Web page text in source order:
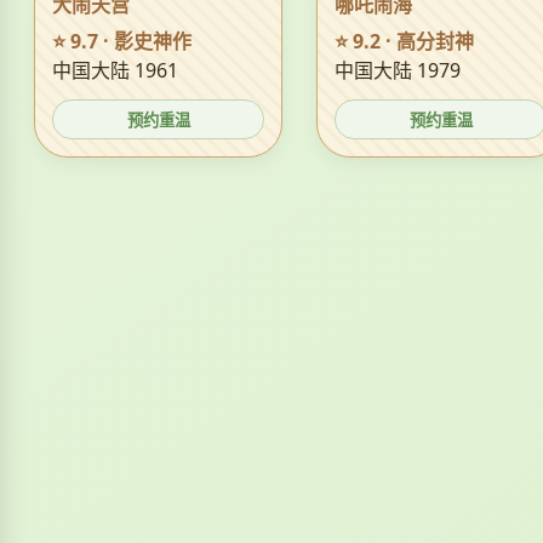
⭐ 9.7 · 影史神作
中国大陆 1961
预约重温
⭐ 9.2 · 高分封神
中国大陆 1979
预约重温